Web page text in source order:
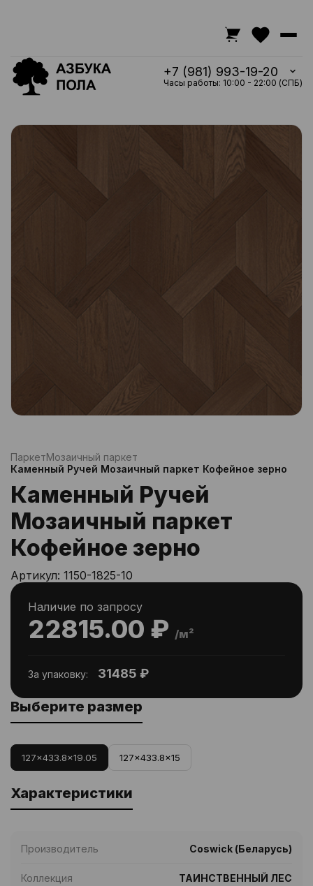
+7 (981) 993-19-20
Часы работы: 10:00 - 22:00 (СПБ)
ПаркетМозаичный паркет
Каменный Ручей Мозаичный паркет Кофейное зерно
Каменный Ручей
Мозаичный паркет
Кофейное зерно
Артикул: 1150-1825-10
22815.00 ₽ /м²
Наличие по запросу
За упаковку: 31485 ₽
Выберите размер
127x433.8x19.05 127x433.8x15
Характеристики
Производитель Coswick (Беларусь)
Коллекция ТАИНСТВЕННЫЙ ЛЕС